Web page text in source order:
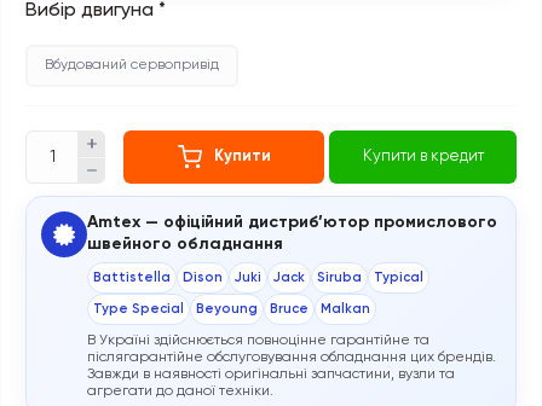
Вибір двигуна *
Вбудований сервопривід
Купити Купити в кредит
Amtex — офіційний дистриб’ютор промислового
швейного обладнання
Battistella Dison Juki Jack Siruba Typical
Type Special Beyoung Bruce Malkan
В Україні здійснюється повноцінне гарантійне та
післягарантійне обслуговування обладнання цих брендів.
Завжди в наявності оригінальні запчастини, вузли та
агрегати до даної техніки.